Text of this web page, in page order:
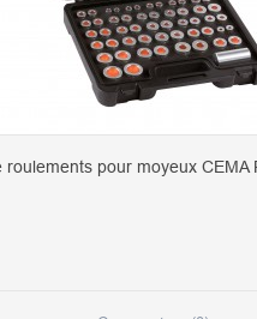
roulements pour moyeux CEMA